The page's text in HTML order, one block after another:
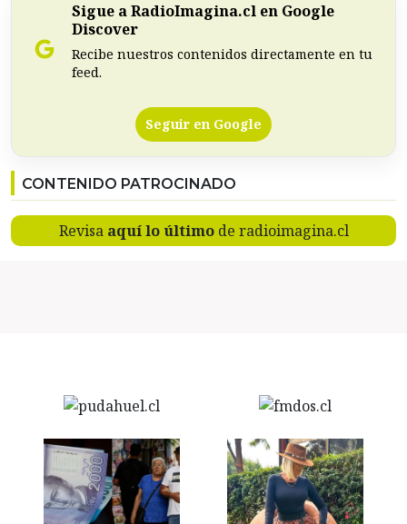
Sigue a RadioImagina.cl en Google
Discover
Recibe nuestros contenidos directamente en tu
feed.
Seguir en Google
CONTENIDO PATROCINADO
Revisa aquí lo últimode radioimagina.cl